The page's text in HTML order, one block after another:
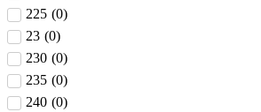
225 (0)
23 (0)
230 (0)
235 (0)
240 (0)